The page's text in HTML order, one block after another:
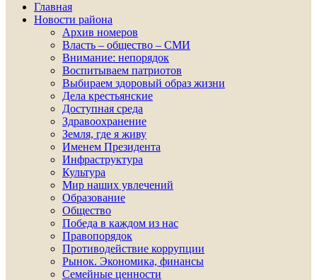
Главная
Новости района
Архив номеров
Власть – общество – СМИ
Внимание: непорядок
Воспитываем патриотов
Выбираем здоровый образ жизни
Дела крестьянские
Доступная среда
Здравоохранение
Земля, где я живу
Именем Президента
Инфраструктура
Культура
Мир наших увлечений
Образование
Общество
Победа в каждом из нас
Правопорядок
Противодействие коррупции
Рынок. Экономика, финансы
Семейные ценности